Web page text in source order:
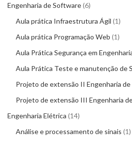
Engenharia de Software 6
Aula prática Infraestrutura Ágil 1
Aula prática Programação Web 1
Aula Prática Segurança em
Aula Prática Teste e manutenção de
Projeto de extensão II Engenharia
Projeto de extensão III Engenharia
Engenharia Elétrica 14
Análise e processamento de sinais 1